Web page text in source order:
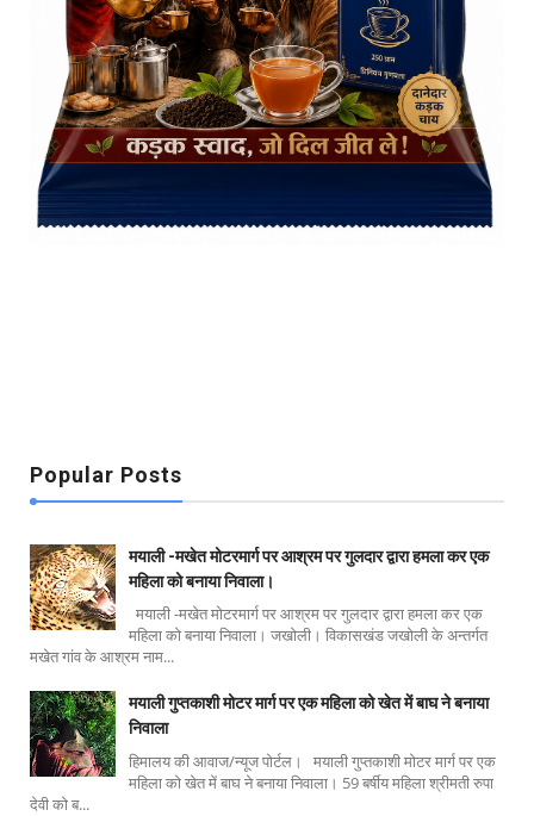
Popular Posts
मयाली -मखेत मोटरमार्ग पर आश्रम पर गुलदार द्वारा हमला कर एक
महिला को बनाया निवाला।
मयाली -मखेत मोटरमार्ग पर आश्रम पर गुलदार द्वारा हमला कर एक
महिला को बनाया निवाला। जखोली। विकासखंड जखोली के अन्तर्गत
मखेत गांव के आश्रम नाम...
मयाली गुप्तकाशी मोटर मार्ग पर एक महिला को खेत में बाघ ने बनाया
निवाला
हिमालय की आवाज/न्यूज पोर्टल। मयाली गुप्तकाशी मोटर मार्ग पर एक
महिला को खेत में बाघ ने बनाया निवाला। 59 बर्षीय महिला श्रीमती रुपा
देवी को ब...